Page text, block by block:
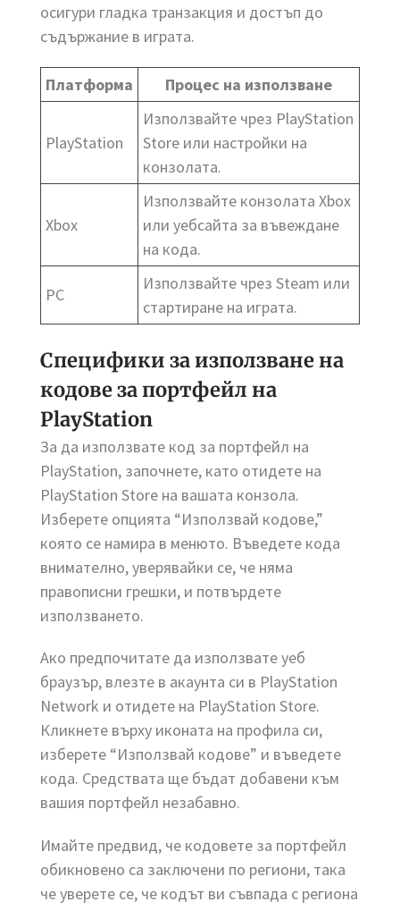
осигури гладка транзакция и достъп до
съдържание в играта.
Платформа Процес на използване
PlayStation
Използвайте чрез PlayStation
Store или настройки на
конзолата.
Xbox
Използвайте конзолата Xbox
или уебсайта за въвеждане
на кода.
PC
Използвайте чрез Steam или
стартиране на играта.
Специфики за използване на
кодове за портфейл на
PlayStation
За да използвате код за портфейл на
PlayStation, започнете, като отидете на
PlayStation Store на вашата конзола.
Изберете опцията “Използвай кодове,”
която се намира в менюто. Въведете кода
внимателно, уверявайки се, че няма
правописни грешки, и потвърдете
използването.
Ако предпочитате да използвате уеб
браузър, влезте в акаунта си в PlayStation
Network и отидете на PlayStation Store.
Кликнете върху иконата на профила си,
изберете “Използвай кодове” и въведете
кода. Средствата ще бъдат добавени към
вашия портфейл незабавно.
Имайте предвид, че кодовете за портфейл
обикновено са заключени по региони, така
че уверете се, че кодът ви съвпада с региона